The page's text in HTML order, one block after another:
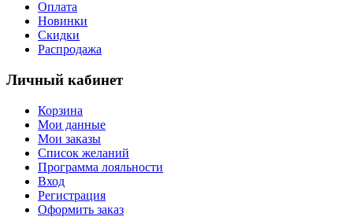
Оплата
Новинки
Скидки
Распродажа
Личный кабинет
Корзина
Мои данные
Мои заказы
Список желаний
Программа лояльности
Вход
Регистрация
Оформить заказ